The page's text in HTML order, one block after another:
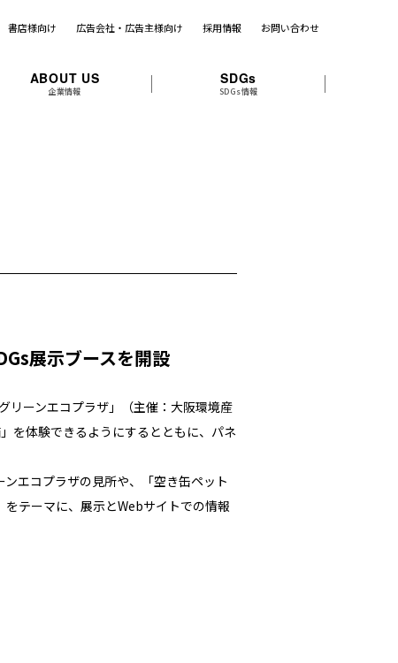
書店様向け 広告会社・広告主様向け 採用情報 お問い合わせ
ABOUT US
企業情報
SDGs
SDGs情報
展示ブースを開設
リーンエコプラザ」（主催：大阪環境産
を体験できるようにするとともに、パネ
エコプラザの見所や、「空き缶ペット
テーマに、展示とWebサイトでの情報